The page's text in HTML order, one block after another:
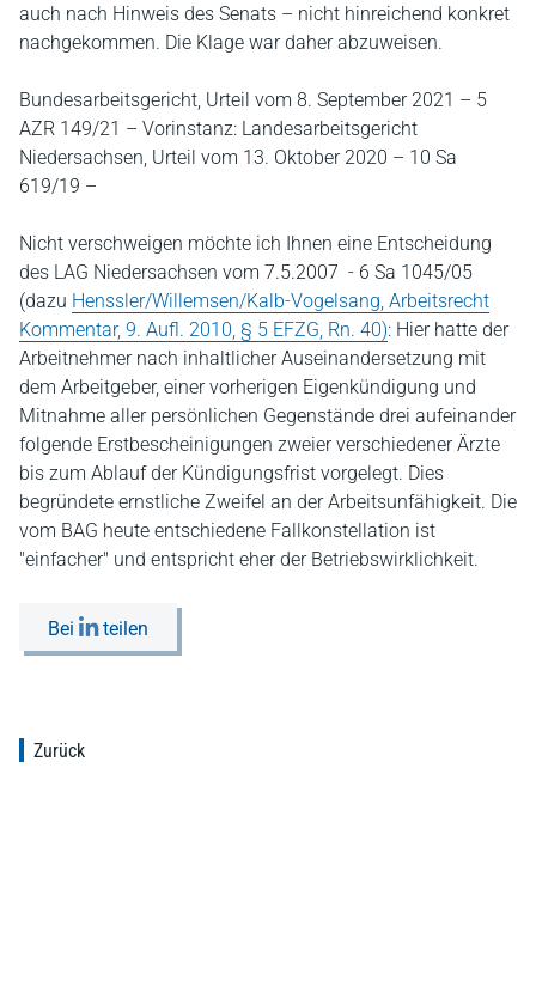
auch nach Hinweis des Senats – nicht hinreichend konkret
nachgekommen. Die Klage war daher abzuweisen.
Bundesarbeitsgericht, Urteil vom 8. September 2021 – 5
AZR 149/21 – Vorinstanz: Landesarbeitsgericht
Niedersachsen, Urteil vom 13. Oktober 2020 – 10 Sa
619/19 –
Nicht verschweigen möchte ich Ihnen eine Entscheidung
des LAG Niedersachsen vom 7.5.2007 - 6 Sa 1045/05
(dazu Henssler/Willemsen/Kalb-Vogelsang, Arbeitsrecht
Kommentar, 9. Aufl. 2010, § 5 EFZG, Rn. 40): Hier hatte der
Arbeitnehmer nach inhaltlicher Auseinandersetzung mit
dem Arbeitgeber, einer vorherigen Eigenkündigung und
Mitnahme aller persönlichen Gegenstände drei aufeinander
folgende Erstbescheinigungen zweier verschiedener Ärzte
bis zum Ablauf der Kündigungsfrist vorgelegt. Dies
begründete ernstliche Zweifel an der Arbeitsunfähigkeit. Die
vom BAG heute entschiedene Fallkonstellation ist
"einfacher" und entspricht eher der Betriebswirklichkeit.
Bei teilen
Zurück